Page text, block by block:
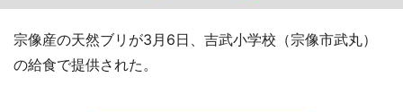
宗像産の天然ブリが3月6日、吉武小学校（宗像市武丸）
の給食で提供された。